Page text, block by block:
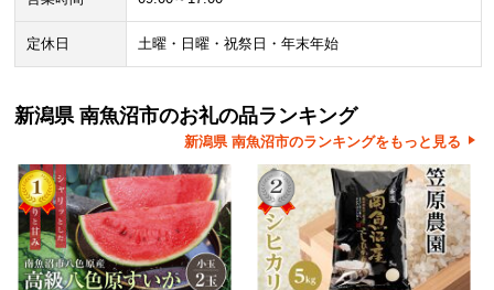
定休日 土曜・日曜・祝祭日・年末年始
新潟県 南魚沼市のお礼の品ランキング
新潟県 南魚沼市のランキングをもっと見る